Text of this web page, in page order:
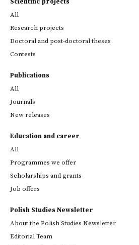
All
Research projects
Doctoral and post-doctoral theses
Contests
Publications
All
Journals
New releases
Education and career
All
Programmes we offer
Scholarships and grants
Job offers
Polish Studies Newsletter
About the Polish Studies Newsletter
Editorial Team